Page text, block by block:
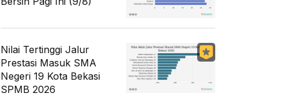
Nilai Tertinggi Jalur
Prestasi Masuk SMA
Negeri 19 Kota Bekasi
SPMB 2026